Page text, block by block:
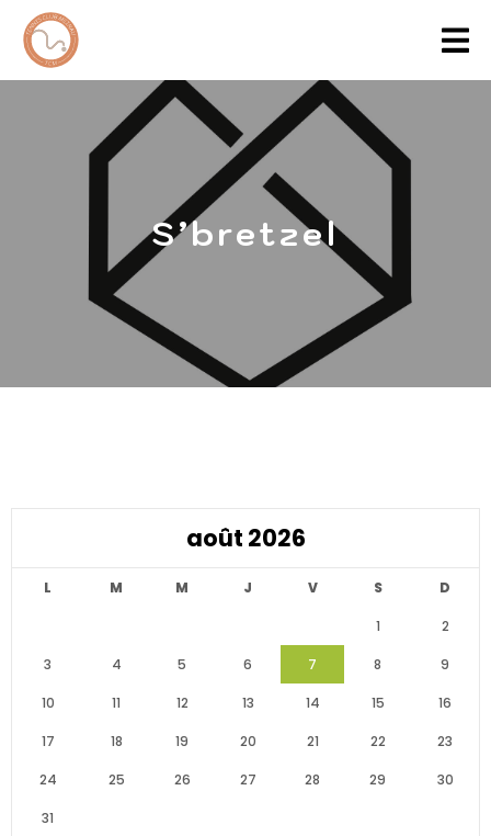
S’bretzel
août 2026
L M M J V S D
1 2
3 4 5 6 7 8 9
10 11 12 13 14 15 16
17 18 19 20 21 22 23
24 25 26 27 28 29 30
31